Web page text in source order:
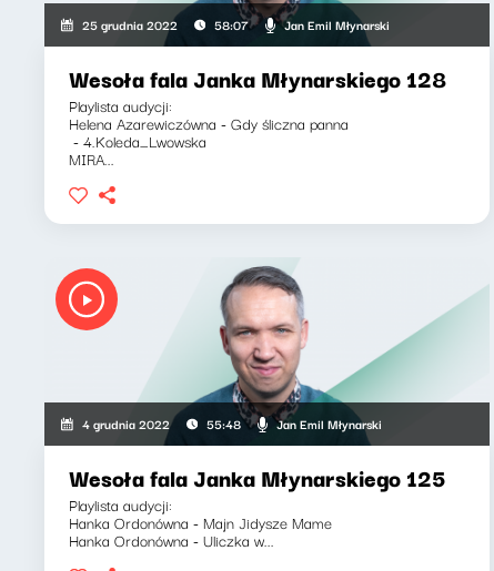
25 grudnia 2022 58:07 Jan Emil Młynarski
Wesoła fala Janka Młynarskiego 128
Playlista audycji:
Helena Azarewiczówna - Gdy śliczna panna
- 4.Koleda_Lwowska
MIRA...
4 grudnia 2022 55:48 Jan Emil Młynarski
Wesoła fala Janka Młynarskiego 125
Playlista audycji:
Hanka Ordonówna - Majn Jidysze Mame
Hanka Ordonówna - Uliczka w...